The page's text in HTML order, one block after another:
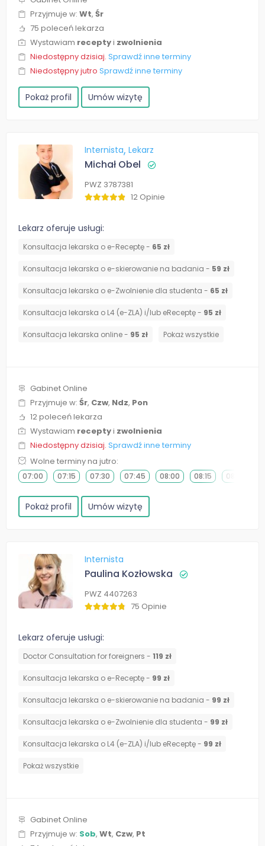
Przyjmuje w: Wt, Śr
75 poleceń lekarza
Wystawiam receptyi zwolnienia
Niedostępny dzisiaj. Sprawdź inne terminy
Niedostępny jutro Sprawdź inne terminy
Pokaż profil Umów wizytę
Internista Lekarz
Michał Obel
PWZ 3787381
12 Opinie
Lekarz oferuje usługi:
Konsultacja lekarska o e-Receptę - 65 zł
Konsultacja lekarska o e-skierowanie na badania - 59 zł
Konsultacja lekarska o e-Zwolnienie dla studenta - 65 zł
Konsultacja lekarska o L4 (e-ZLA) i/lub eReceptę - 95 zł
Konsultacja lekarska online - 95 zł Pokaż wszystkie
Gabinet Online
Przyjmuje w: Śr, Czw, Ndz, Pon
12 poleceń lekarza
Wystawiam receptyi zwolnienia
Niedostępny dzisiaj. Sprawdź inne terminy
Wolne terminy na jutro:
07:00 07:15 07:30 07:45 08:00 08:15 08:30
Pokaż profil Umów wizytę
Internista
Paulina Kozłowska
PWZ 4407263
75 Opinie
Lekarz oferuje usługi:
Doctor Consultation for foreigners - 119 zł
Konsultacja lekarska o e-Receptę - 99 zł
Konsultacja lekarska o e-skierowanie na badania - 99 zł
Konsultacja lekarska o e-Zwolnienie dla studenta - 99 zł
Konsultacja lekarska o L4 (e-ZLA) i/lub eReceptę - 99 zł
Pokaż wszystkie
Gabinet Online
Przyjmuje w: Sob, Wt, Czw, Pt